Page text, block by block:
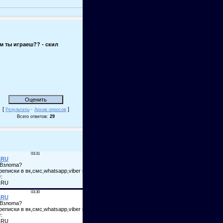
ты играеш?? - скил
[ Результаты · Архив опросов ]
Всего ответов: 29